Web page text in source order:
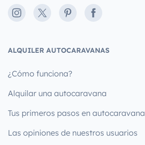
Instagram
X PinterestFacebook
ALQUILER AUTOCARAVANAS
¿Cómo funciona?
Alquilar una autocaravana
Tus primeros pasos en autocaravana
Las opiniones de nuestros usuarios